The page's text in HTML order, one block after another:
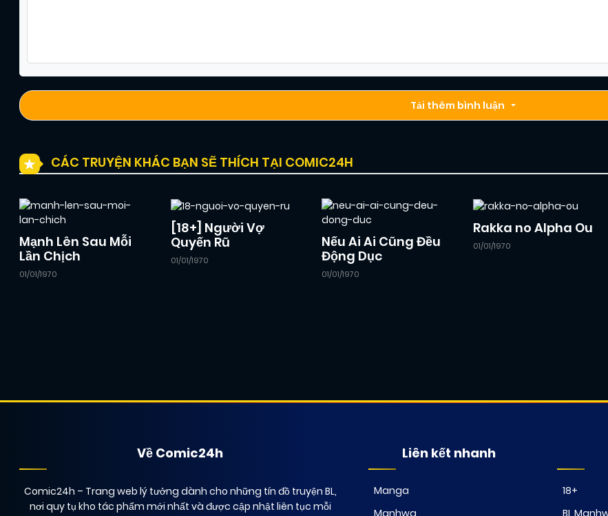
Tải thêm bình luận
CÁC TRUYỆN KHÁC BẠN SẼ THÍCH TẠI COMIC24H
Mạnh Lên Sau Mỗi
Lần Chịch
01/01/1970
[18+] Người Vợ
Quyến Rũ
01/01/1970
Nếu Ai Ai Cũng Đều
Động Dục
01/01/1970
Rakka no Alpha Ou
01/01/1970
Về Comic24h
Comic24h – Trang web lý tưởng dành cho những tín đồ truyện BL,
nơi quy tụ kho tác phẩm mới nhất và được cập nhật liên tục mỗi
Liên kết nhanh
Manga
18+